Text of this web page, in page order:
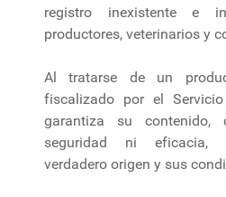
registro inexistente e
productores, veterinarios y
Al tratarse de un
fiscalizado por el
garantiza su contenido,
seguridad ni eficacia,
verdadero origen y sus